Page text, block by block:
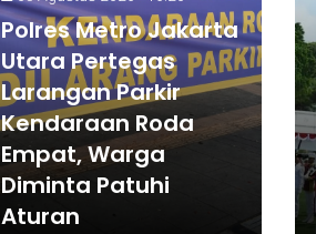
Polres Metro Jakarta
Utara Pertegas
Larangan Parkir
Kendaraan Roda
Empat, Warga
Diminta Patuhi
Aturan